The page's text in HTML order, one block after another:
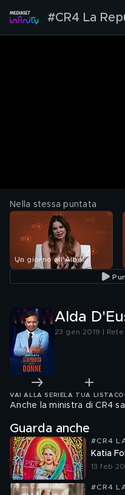
#CR4 La
Nella stessa puntata
Un giorno all'Alba!
Alda
23 gen 2019 | Rete
VAI ALLA SERIE LA TUA LISTA
Anche la ministra di CR4
Guarda anche
#CR4
Katia
13 feb
#CR4